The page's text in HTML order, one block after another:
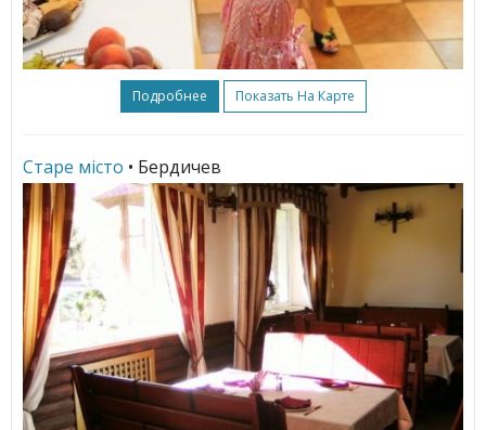
Подробнее Показать На Карте
Старе мiсто • Бердичев